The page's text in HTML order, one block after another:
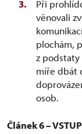
Při
věnovali
plochám,
z podstaty
míře dbát
osob.
Článek 6 –